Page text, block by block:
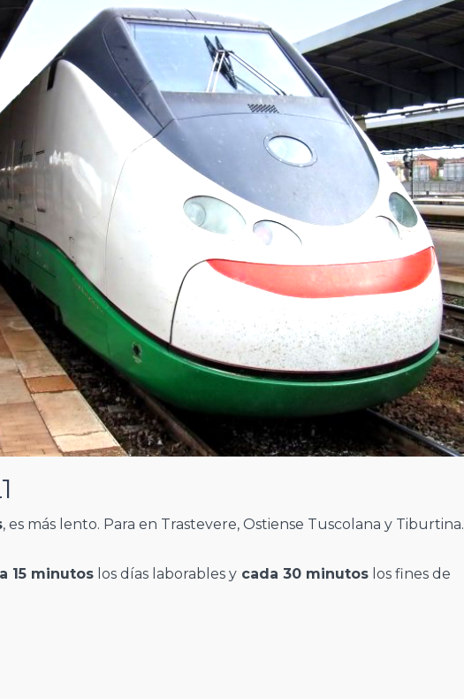
, es más lento. Para en Trastevere, Ostiense Tuscolana y Tiburtina.
15 minutos los días laborables y cada 30 minutos los fines de